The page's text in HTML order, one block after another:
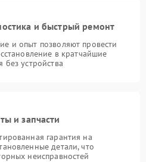
и быстрый ремонт
и опыт позволяют провести
в кратчайшие
устройства
и запчасти
гарантия на
детали, что
неисправностей